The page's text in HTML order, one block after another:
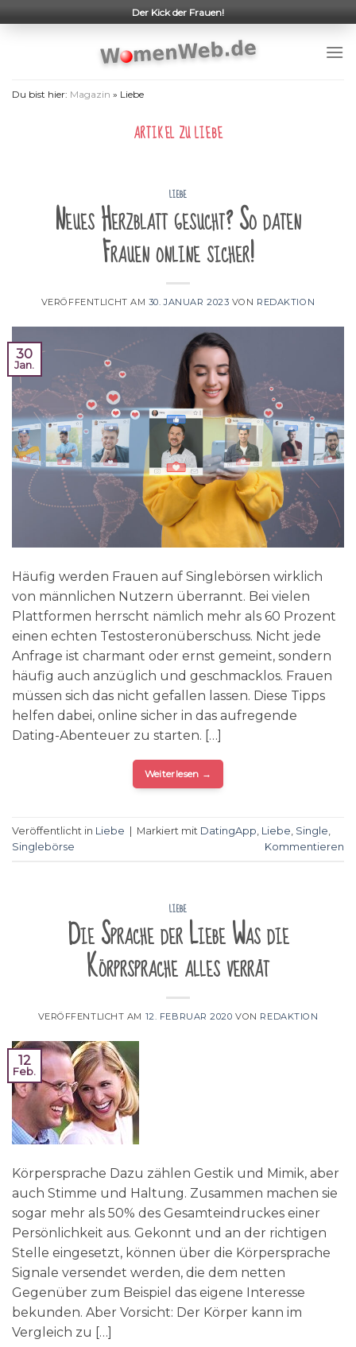
to
Der Kick der Frauen!
Du bist hier: Magazin » Liebe
ARTIKEL ZULIEBE
LIEBE
Neues Herzblatt gesucht? So daten
Frauen online sicher!
VERÖFFENTLICHT AM 30. JANUAR 2023 VON REDAKTION
30
Jan.
Häufig werden Frauen auf Singlebörsen wirklich
von männlichen Nutzern überrannt. Bei vielen
Plattformen herrscht nämlich mehr als 60 Prozent
einen echten Testosteronüberschuss. Nicht jede
Anfrage ist charmant oder ernst gemeint, sondern
häufig auch anzüglich und geschmacklos. Frauen
müssen sich das nicht gefallen lassen. Diese Tipps
helfen dabei, online sicher in das aufregende
Dating-Abenteuer zu starten. […]
Weiterlesen →
Veröffentlicht in Liebe | Markiert mit DatingApp Liebe Single
Singlebörse
Kommentieren
LIEBE
Die Sprache der Liebe Was die
Körprsprache alles verrät
VERÖFFENTLICHT AM 12. FEBRUAR 2020 VON REDAKTION
12
Feb.
Körpersprache Dazu zählen Gestik und Mimik, aber
auch Stimme und Haltung. Zusammen machen sie
sogar mehr als 50% des Gesamteindruckes einer
Persönlichkeit aus. Gekonnt und an der richtigen
Stelle eingesetzt, können über die Körpersprache
Signale versendet werden, die dem netten
Gegenüber zum Beispiel das eigene Interesse
bekunden. Aber Vorsicht: Der Körper kann im
Vergleich zu […]